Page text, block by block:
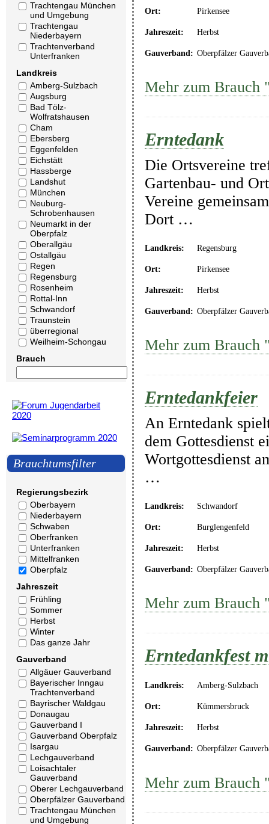
Trachtengau München
und Umgebung
Trachtengau
Niederbayern
Trachtenverband
Unterfranken
Landkreis
Amberg-Sulzbach
Augsburg
Bad Tölz-
Wolfratshausen
Cham
Ebersberg
Eggenfelden
Eichstätt
Hassberge
Landshut
München
Neuburg-
Schrobenhausen
Neumarkt in der
Oberpfalz
Oberallgäu
Ostallgäu
Regen
Regensburg
Rosenheim
Rottal-Inn
Schwandorf
Traunstein
überregional
Weilheim-Schongau
Brauch
Brauchtumsfilter
Regierungsbezirk
Oberbayern
Niederbayern
Schwaben
Oberfranken
Unterfranken
Mittelfranken
Oberpfalz
Jahreszeit
Frühling
Sommer
Herbst
Winter
Das ganze Jahr
Gauverband
Allgäuer Gauverband
Bayerischer Inngau
Trachtenverband
Bayrischer Waldgau
Donaugau
Gauverband I
Gauverband Oberpfalz
Isargau
Lechgauverband
Loisachtaler
Gauverband
Oberer Lechgauverband
Oberpfälzer Gauverband
Trachtengau München
und Umgebung
Ort: Pirkensee
Jahreszeit: Herbst
Gauverband: Oberpfälzer
Mehr zum Brauch
Erntedank
Die Ortsvereine
Gartenbau- und
Vereine
Dort …
Landkreis: Regensburg
Ort: Pirkensee
Jahreszeit: Herbst
Gauverband: Oberpfälzer
Mehr zum Brauch
Erntedankfeier
An Erntedank
dem Gottesdienst
Wortgottesdienst
…
Landkreis: Schwandorf
Ort: Burglengenfeld
Jahreszeit: Herbst
Gauverband: Oberpfälzer
Mehr zum Brauch
Erntedankfest
Landkreis: Amberg-Sulzbach
Ort: Kümmersbruck
Jahreszeit: Herbst
Gauverband: Oberpfälzer
Mehr zum Brauch